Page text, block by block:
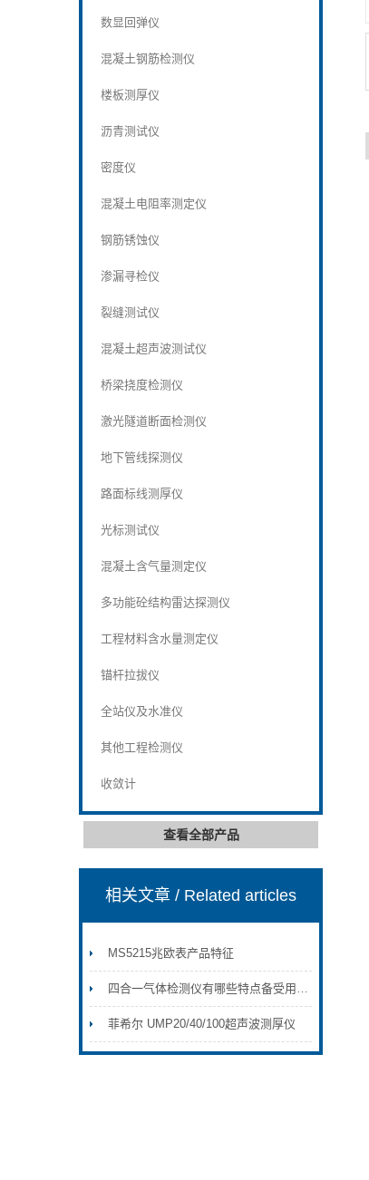
数显回弹仪
混凝土钢筋检测仪
楼板测厚仪
沥青测试仪
密度仪
混凝土电阻率测定仪
钢筋锈蚀仪
渗漏寻检仪
裂缝测试仪
混凝土超声波测试仪
桥梁挠度检测仪
激光隧道断面检测仪
地下管线探测仪
路面标线测厚仪
光标测试仪
混凝土含气量测定仪
多功能砼结构雷达探测仪
工程材料含水量测定仪
锚杆拉拔仪
全站仪及水准仪
其他工程检测仪
收敛计
查看全部产品
相关文章/ Related articles
MS5215兆欧表产品特征
四合一气体检测仪有哪些特点备受用户信赖
菲希尔 UMP20/40/100超声波测厚仪